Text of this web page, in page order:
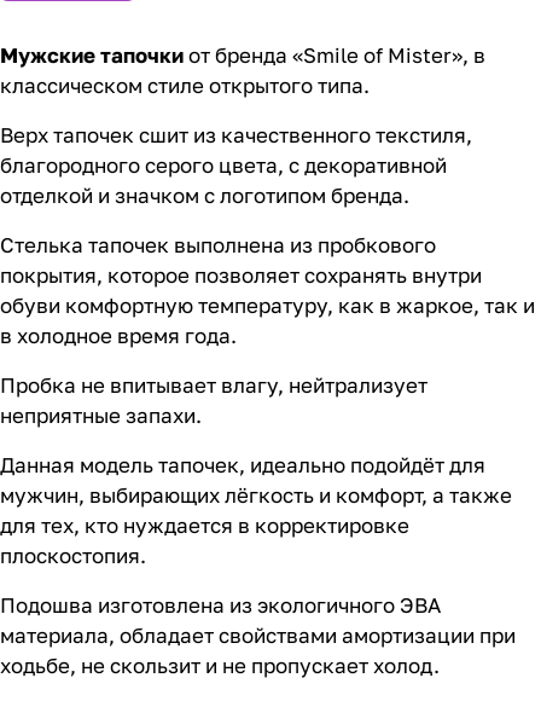
Мужские тапочкиот бренда «Smile of Mister», в
классическом стиле открытого типа.
Верх тапочек сшит из качественного текстиля,
благородного серого цвета, с декоративной
отделкой и значком с логотипом бренда.
Стелька тапочек выполнена из пробкового
покрытия, которое позволяет сохранять внутри
обуви комфортную температуру, как в жаркое, так и
в холодное время года.
Пробка не впитывает влагу, нейтрализует
неприятные запахи.
Данная модель тапочек, идеально подойдёт для
мужчин, выбирающих лёгкость и комфорт, а также
для тех, кто нуждается в корректировке
плоскостопия.
Подошва изготовлена из экологичного ЭВА
материала, обладает свойствами амортизации при
ходьбе, не скользит и не пропускает холод.